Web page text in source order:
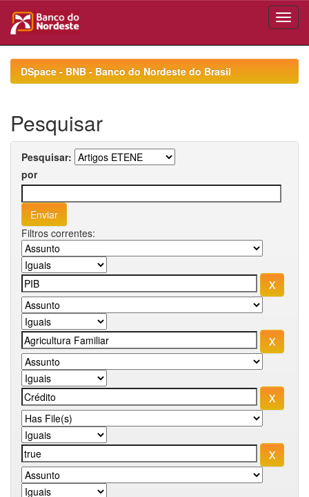
navigationDSpace - BNB - Banco do Nordeste do Brasil
Pesquisar
Pesquisar:
por
Filtros correntes: